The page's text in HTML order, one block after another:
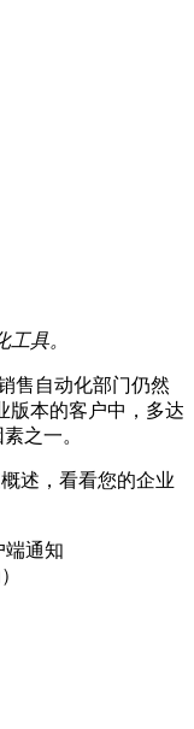
具。
售自动化部门仍然
版本的客户中，多达
之一。
述，看看您的企业
端通知